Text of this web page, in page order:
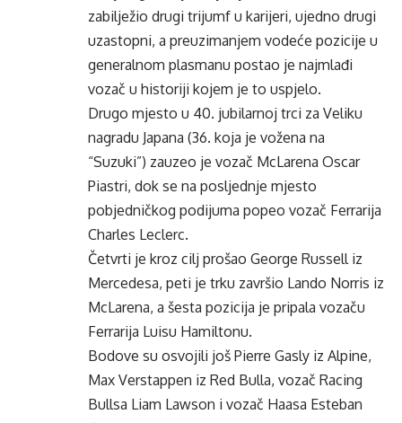
zabilježio drugi trijumf u karijeri, ujedno drugi
uzastopni, a preuzimanjem vodeće pozicije u
generalnom plasmanu postao je najmlađi
vozač u historiji kojem je to uspjelo.
Drugo mjesto u 40. jubilarnoj trci za Veliku
nagradu Japana (36. koja je vožena na
“Suzuki”) zauzeo je vozač McLarena Oscar
Piastri, dok se na posljednje mjesto
pobjedničkog podijuma popeo vozač Ferrarija
Charles Leclerc.
Četvrti je kroz cilj prošao George Russell iz
Mercedesa, peti je trku završio Lando Norris iz
McLarena, a šesta pozicija je pripala vozaču
Ferrarija Luisu Hamiltonu.
Bodove su osvojili još Pierre Gasly iz Alpine,
Max Verstappen iz Red Bulla, vozač Racing
Bullsa Liam Lawson i vozač Haasa Esteban